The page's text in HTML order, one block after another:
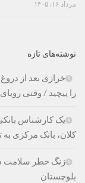
مرداد ۱۶, ۱۴۰۵
نوشته‌های تازه
خرازی بعد از
را پیچید / وقتی
یک کارشناس
کلان، بانک مرکزی به
زنگ خطر سلامت
بلوچستان